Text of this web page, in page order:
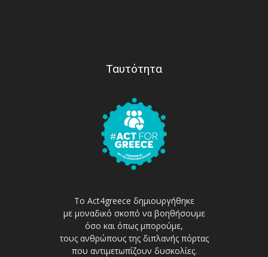
Ταυτότητα
Το Act4greece δημιουργήθηκε
με μοναδικό σκοπό να βοηθήσουμε
όσο και όπως μπορούμε,
τους ανθρώπους της διπλανής πόρτας
που αντιμετωπίζουν δυσκολίες.